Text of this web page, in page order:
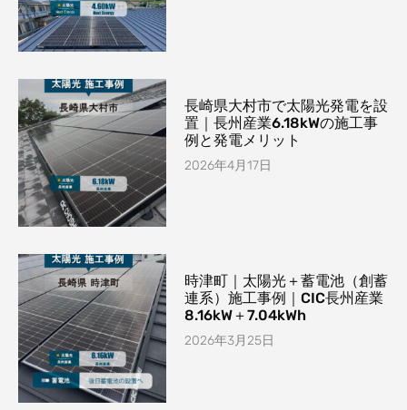
長崎県大村市で太陽光発電を設
置｜長州産業6.18kWの施工事
例と発電メリット
2026年4月17日
時津町｜太陽光＋蓄電池（創蓄
連系）施工事例｜CIC長州産業
8.16kW＋7.04kWh
2026年3月25日